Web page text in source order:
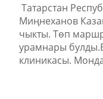
Татарстан
Миңнеханов
чыкты. Төп
урамнары
клиникасы.